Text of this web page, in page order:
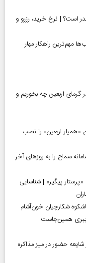
در بهشت زهرا (س) در سال ۱۴۰۵ چقدر است؟ | نرخ خرید، رزرو و
مهم‌ترین راهکار مهار
تغذیه‌ای برای زائران اربعین ۱۴۰۵ | در گرمای اربعین چه بخوریم و
«همیار اربعین» را نصب
| ثبت‌نام در سامانه سماح را به روز‌های آخر
«پرستار پیگیر» | شناسایی
همین‌جاست
حضور در میز مذاکره